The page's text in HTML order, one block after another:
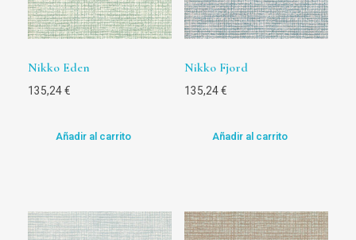
Nikko Eden
135,24€
Añadir al carrito
Nikko Fjord
135,24€
Añadir al carrito